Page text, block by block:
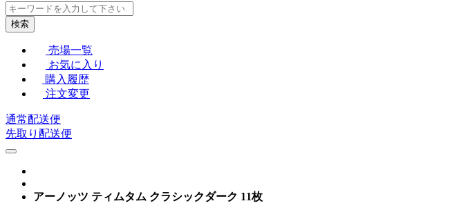
検索
売場一覧
お気に入り
購入履歴
注文変更
通常配送便
先取り配送便
アーノッツ ティムタム クラシックダーク 11枚